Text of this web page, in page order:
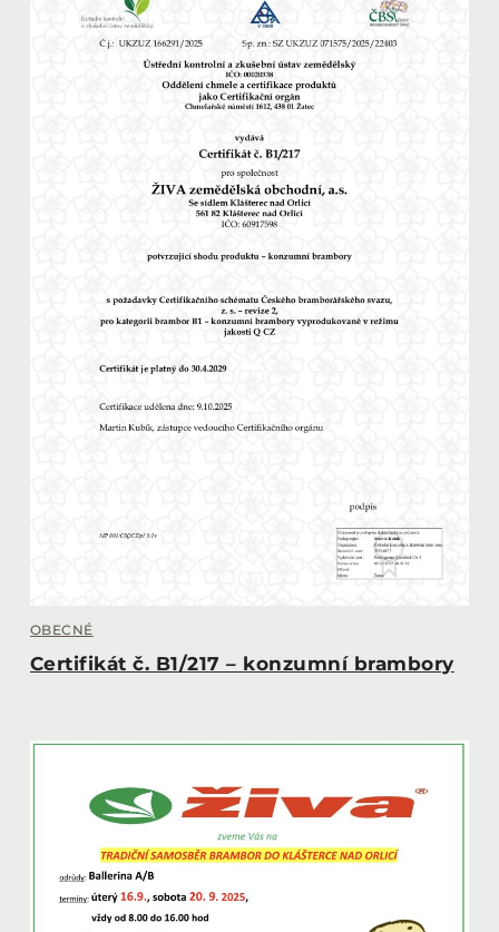
OBECNÉ
Certifikát č. B1/217 – konzumní brambory